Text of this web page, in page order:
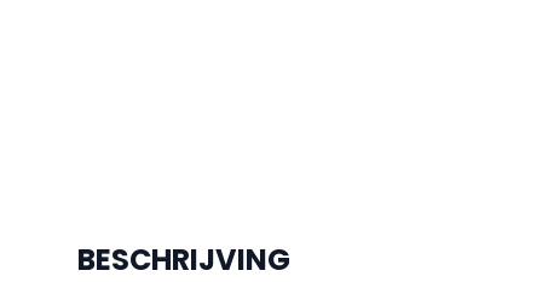
BESCHRIJVING